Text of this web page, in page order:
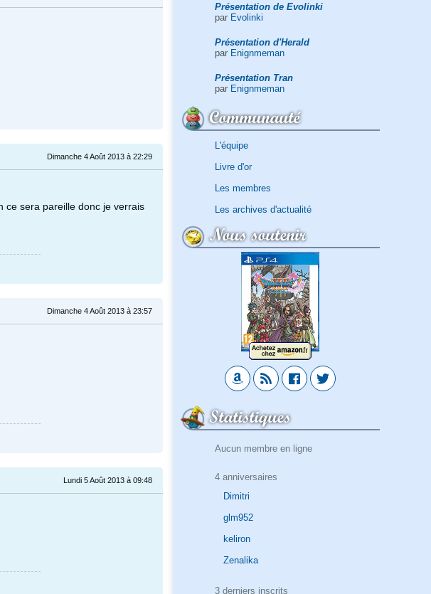
Présentation de Evolinki
par Evolinki
Présentation d'Herald
par Enignmeman
Présentation Tran
par Enignmeman
Communauté
L'équipe
Livre d'or
Les membres
Les archives d'actualité
Nous soutenir
Statistiques
Aucun membre en ligne
4 anniversaires
Dimitri
glm952
keliron
Zenalika
3 derniers inscrits
Dimanche 4 Août 2013 à 22:29
ce sera pareille donc je verrais
Dimanche 4 Août 2013 à 23:57
Lundi 5 Août 2013 à 09:48